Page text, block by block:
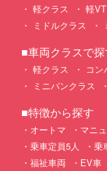
軽クラス 軽
ミドルクラス
■車両クラスで
軽クラス コン
ミニバンクラス
■特徴から探す
オートマ マニ
乗車定員5人
乗
福祉車両
EV車